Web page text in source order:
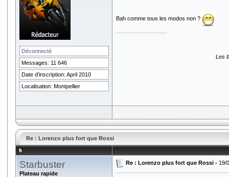
Déconnecté
Messages: 11 646
Date d'inscription: April 2010
Localisation: Montpellier
Bah comme tous les modos non ?
Les
Re : Lorenzo plus fort que Rossi
Starbuster
Plateau rapide
Re : Lorenzo plus fort que Rossi - 19/